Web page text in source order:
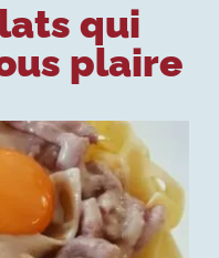
qui
plaire